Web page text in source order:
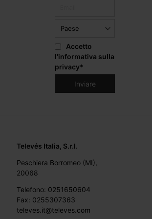
Accetto
l'informativa sulla
privacy*
Televés Italia, S.r.l.
Peschiera Borromeo (MI),
20068
Telefono: 0251650604
Fax: 0255307363
televes.it@televes.com